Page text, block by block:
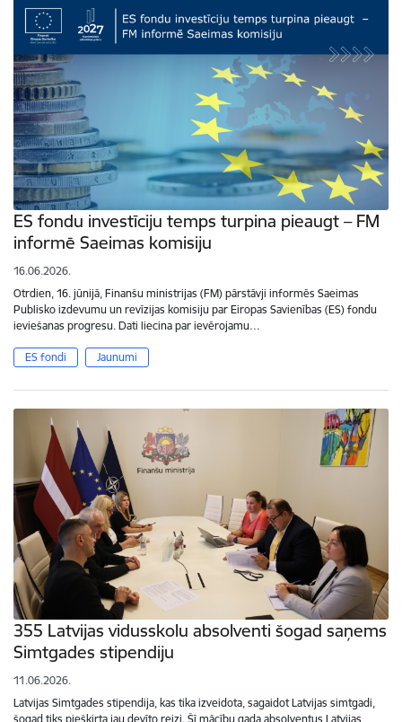
ES fondu investīciju temps turpina pieaugt – FM
informē Saeimas komisiju
16.06.2026.
Otrdien, 16. jūnijā, Finanšu ministrijas (FM) pārstāvji informēs Saeimas
Publisko izdevumu un revīzijas komisiju par Eiropas Savienības (ES) fondu
ieviešanas progresu. Dati liecina par ievērojamu…
ES fondi Jaunumi
355 Latvijas vidusskolu absolventi šogad saņems
Simtgades stipendiju
11.06.2026.
Latvijas Simtgades stipendija, kas tika izveidota, sagaidot Latvijas simtgadi,
šogad tiks piešķirta jau devīto reizi. Šī mācību gada absolventus Latvijas